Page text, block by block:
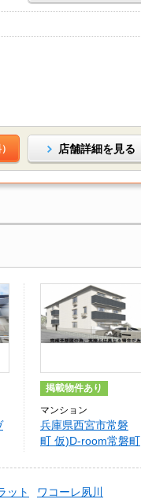
店舗詳細を見る
掲載物件あり
マンション
兵庫県西宮市常磐
町 仮)D-room常磐町
ット
ワコーレ夙川